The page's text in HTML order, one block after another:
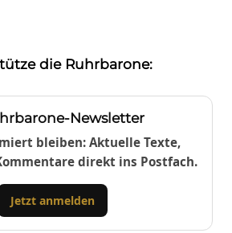
die Ruhrbarone:
Newsletter
bleiben: Aktuelle Texte,
direkt ins Postfach.
Jetzt anmelden